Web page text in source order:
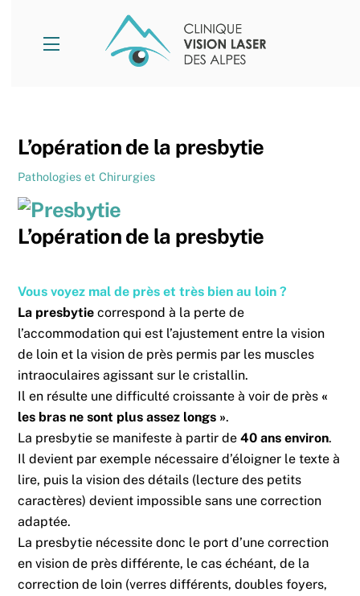
content
Menu
L’opération de la presbytie
Pathologies et Chirurgies
L’opération de la presbytie
Vous voyez mal de près et très bien au loin ?
La presbytie correspond à la perte de
l’accommodation qui est l’ajustement entre la vision
de loin et la vision de près permis par les muscles
intraoculaires agissant sur le cristallin.
Il en résulte une difficulté croissante à voir de près «
les bras ne sont plus assez longs ».
La presbytie se manifeste à partir de40 ans environ.
Il devient par exemple nécessaire d’éloigner le texte à
lire, puis la vision des détails (lecture des petits
caractères) devient impossible sans une correction
adaptée.
La presbytie nécessite donc le port d’une correction
en vision de près différente, le cas échéant, de la
correction de loin (verres différents, doubles foyers,